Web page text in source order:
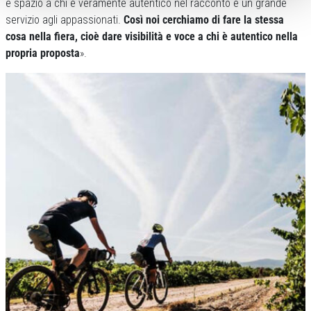
e spazio a chi è veramente autentico nel racconto è un grande
servizio agli appassionati. Così noi cerchiamo di fare la stessa
cosa nella fiera, cioè dare visibilità e voce a chi è autentico nella
propria proposta».